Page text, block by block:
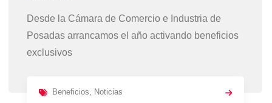
Desde la Cámara de Comercio e Industria de
Posadas arrancamos el año activando beneficios
exclusivos
Beneficios Noticias